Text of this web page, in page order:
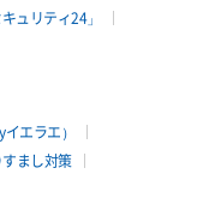
ュリティ24」
エラエ）
まし対策